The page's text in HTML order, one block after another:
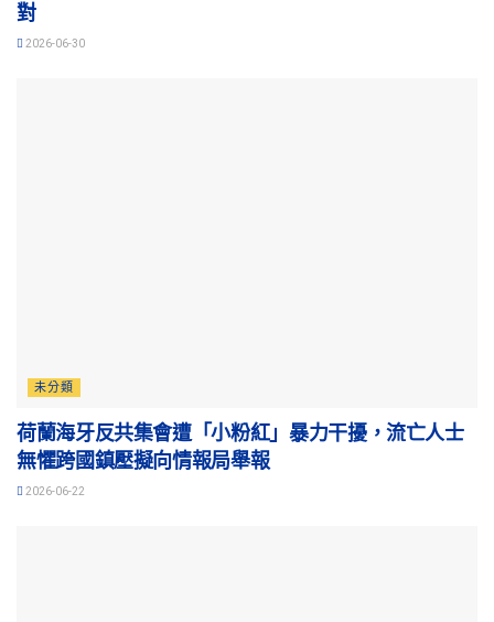
對
2026-06-30
未分類
荷蘭海牙反共集會遭「小粉紅」暴力干擾，流亡人士
無懼跨國鎮壓擬向情報局舉報
2026-06-22